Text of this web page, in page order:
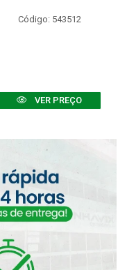
Código: 543512
VER PREÇO